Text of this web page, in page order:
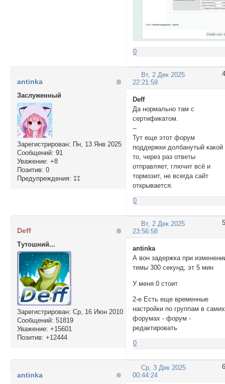
0
4
Вт, 2 Дек 2025
22:21:59
antinka
Заслуженный
Зарегистрирован: Пн, 13 Янв 2025
Сообщений: 91
Уважение: +8
Позитив: 0
Предупреждения: ‡‡
Deff
Да нормально там с
сертификатом.
--
Тут еще этот форум
поддержки долбанутый какой
то, через раз ответы
отправляет, глючит всё и
тормозит, не всегда сайт
открывается.
0
5
Вт, 2 Дек 2025
23:56:58
Deff
Тутошний...
Зарегистрирован: Ср, 16 Июн 2010
Сообщений: 51819
Уважение: +15601
Позитив: +12444
antinka
А вон задержка при
темы 300 секунд, эт 5 мин
У меня 0 стоит
2-е Есть еще временные
настройки по группам в самих
форумах - форум -
редактировать
0
6
Ср, 3 Дек 2025
00:44:24
antinka